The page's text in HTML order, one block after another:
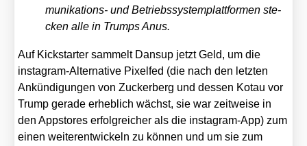
mu­ni­ka­ti­ons- und Betriebs­sys­tem­platt­for­men ste­
cken alle in Trumps Anus.
Auf Kick­star­ter sam­melt Dan­sup jetzt Geld, um die
insta­gram-Alter­na­ti­ve Pixel­fed (die nach den letz­ten
Ankün­di­gun­gen von Zucker­berg und des­sen Kotau vor
Trump gera­de erheb­lich wächst, sie war zeit­wei­se in
den Apps­to­res erfolg­rei­cher als die insta­gram-App) zum
einen wei­ter­ent­wi­ckeln zu kön­nen und um sie zum